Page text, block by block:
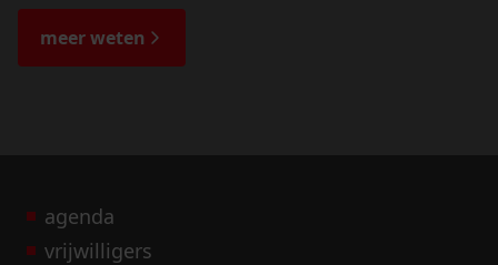
de bijzondere verhalen.
meer weten
agenda
vrijwilligers